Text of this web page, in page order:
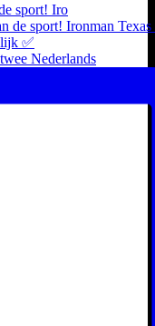
sport! Iro
Nederlands